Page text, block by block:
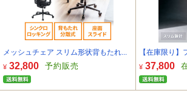
メッシュチェア スリム形状背もたれ...
¥ 32,800 予約販売
【在庫限り】
¥ 37,800